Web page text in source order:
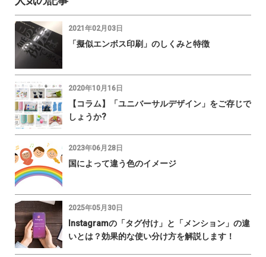
2021年02月03日
「擬似エンボス印刷」のしくみと特徴
2020年10月16日
【コラム】「ユニバーサルデザイン」をご存じで
しょうか?
2023年06月28日
国によって違う色のイメージ
2025年05月30日
Instagramの「タグ付け」と「メンション」の違
いとは？効果的な使い分け方を解説します！